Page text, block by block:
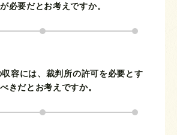
必要だとお考えですか。
容には、裁判所の許可を必要とす
きだとお考えですか。